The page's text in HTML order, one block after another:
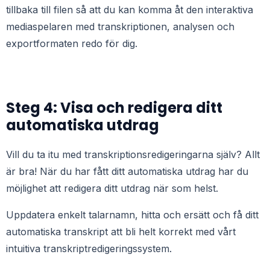
tillbaka till filen så att du kan komma åt den interaktiva
mediaspelaren med transkriptionen, analysen och
exportformaten redo för dig.
Steg 4: Visa och redigera ditt
automatiska utdrag
Vill du ta itu med transkriptionsredigeringarna själv? Allt
är bra! När du har fått ditt automatiska utdrag har du
möjlighet att redigera ditt utdrag när som helst.
Uppdatera enkelt talarnamn, hitta och ersätt och få ditt
automatiska transkript att bli helt korrekt med vårt
intuitiva transkriptredigeringssystem.